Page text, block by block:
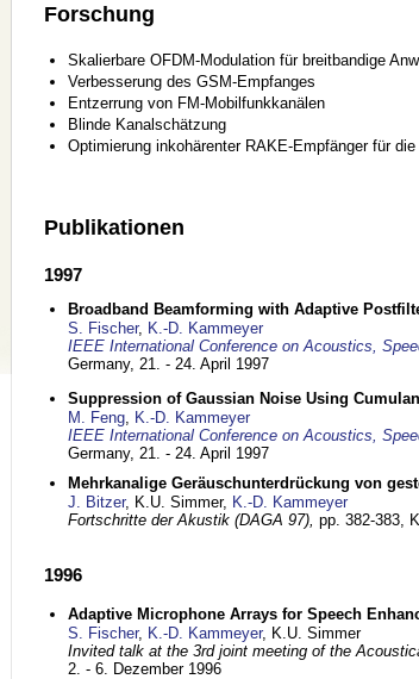
Forschung
Skalierbare OFDM-Modulation für breitbandige
Verbesserung des GSM-Empfanges
Entzerrung von FM-Mobilfunkkanälen
Blinde Kanalschätzung
Optimierung inkohärenter RAKE-Empfänger für
Publikationen
1997
Broadband Beamforming with Adaptive
S. Fischer, K.-D. Kammeyer
IEEE International Conference on Acoustics,
Germany, 21. - 24. April 1997
Suppression of Gaussian Noise Using
M. Feng, K.-D. Kammeyer
IEEE International Conference on Acoustics,
Germany, 21. - 24. April 1997
Mehrkanalige Geräuschunterdrückung von
J. Bitzer, K.U. Simmer, K.-D. Kammeyer
Fortschritte der Akustik (DAGA 97), pp. 382-383,
1996
Adaptive Microphone Arrays for Speech
S. Fischer, K.-D. Kammeyer, K.U. Simmer
Invited talk at the 3rd joint meeting of the
2. - 6. Dezember 1996